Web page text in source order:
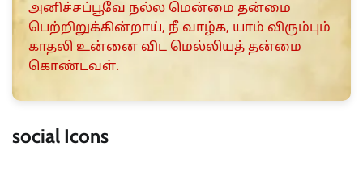
அனிச்சப்பூவே நல்ல மென்மை தன்மை
பெற்றிறுக்கின்றாய், நீ வாழ்க, யாம் விரும்பும்
காதலி உன்னை விட மெல்லியத் தன்மை
கொண்டவள்.
social Icons